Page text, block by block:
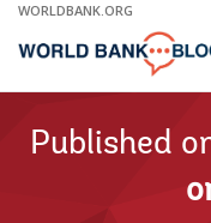
Skip
Main
WORLDBANK.ORG
Published